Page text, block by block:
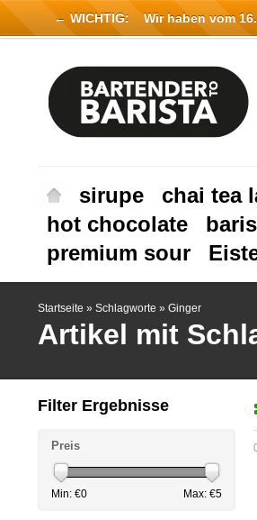
sirupe chai tea
hot chocolate
premium sour
Startseite » Schlagworte » Ginger
Artikel mit
Filter Ergebnisse
Preis
Min: €0 Max: €5
← WICHTIG: Wir haben vom